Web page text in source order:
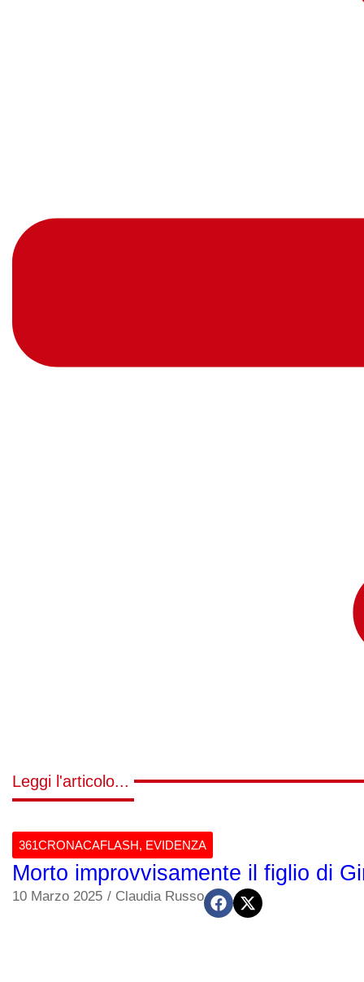
Leggi l'articolo...
361CRONACAFLASH, EVIDENZA
Morto improvvisamente il figlio di
10 Marzo 2025 / Claudia Russo